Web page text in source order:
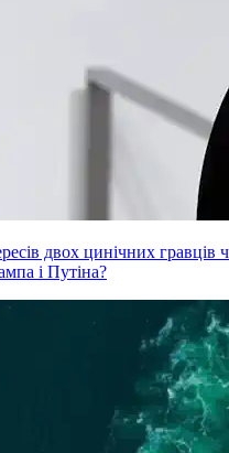
двох цинічних гравців
і Путіна?